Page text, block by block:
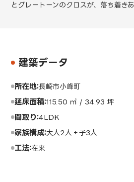
とグレートーンのクロスが、落ち着き
建築データ
所在地 長崎市小峰町
延床面積 115.50 ㎡ / 34.93 坪
間取り 4LDK
家族構成 大人2人＋子3人
工法 在来